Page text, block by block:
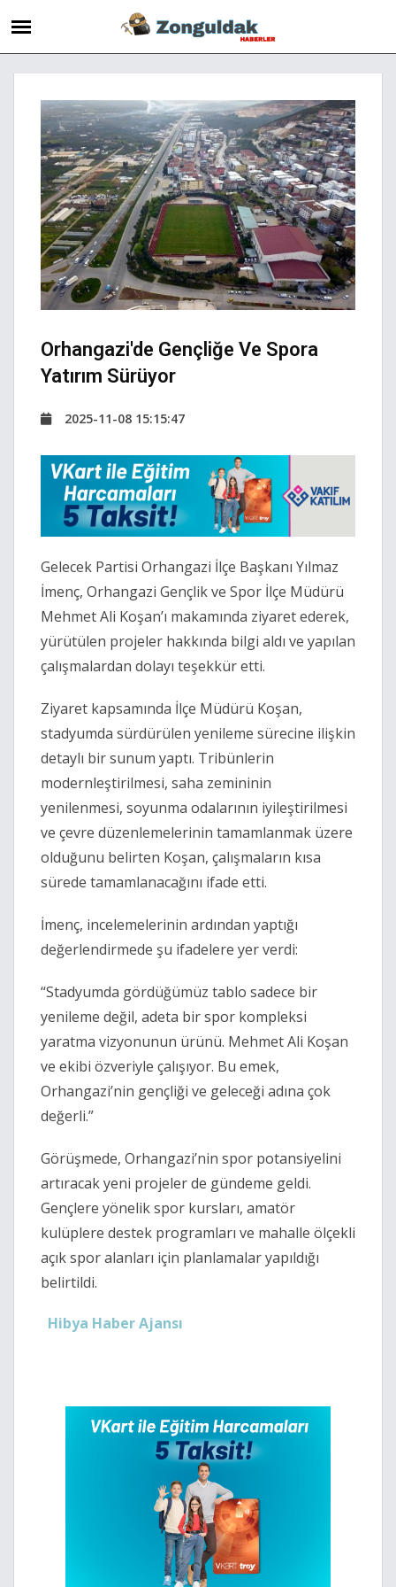
Orhangazi'de Gençliğe Ve Spora
Yatırım Sürüyor
2025-11-08 15:15:47
Gelecek Partisi Orhangazi İlçe Başkanı Yılmaz
İmenç, Orhangazi Gençlik ve Spor İlçe Müdürü
Mehmet Ali Koşan’ı makamında ziyaret ederek,
yürütülen projeler hakkında bilgi aldı ve yapılan
çalışmalardan dolayı teşekkür etti.
Ziyaret kapsamında İlçe Müdürü Koşan,
stadyumda sürdürülen yenileme sürecine ilişkin
detaylı bir sunum yaptı. Tribünlerin
modernleştirilmesi, saha zemininin
yenilenmesi, soyunma odalarının iyileştirilmesi
ve çevre düzenlemelerinin tamamlanmak üzere
olduğunu belirten Koşan, çalışmaların kısa
sürede tamamlanacağını ifade etti.
İmenç, incelemelerinin ardından yaptığı
değerlendirmede şu ifadelere yer verdi:
“Stadyumda gördüğümüz tablo sadece bir
yenileme değil, adeta bir spor kompleksi
yaratma vizyonunun ürünü. Mehmet Ali Koşan
ve ekibi özveriyle çalışıyor. Bu emek,
Orhangazi’nin gençliği ve geleceği adına çok
değerli.”
Görüşmede, Orhangazi’nin spor potansiyelini
artıracak yeni projeler de gündeme geldi.
Gençlere yönelik spor kursları, amatör
kulüplere destek programları ve mahalle ölçekli
açık spor alanları için planlamalar yapıldığı
belirtildi.
Hibya Haber Ajansı